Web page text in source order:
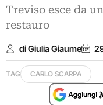
Treviso esce da
restauro
di Giulia Giaume
TAG CARLO SCARPA